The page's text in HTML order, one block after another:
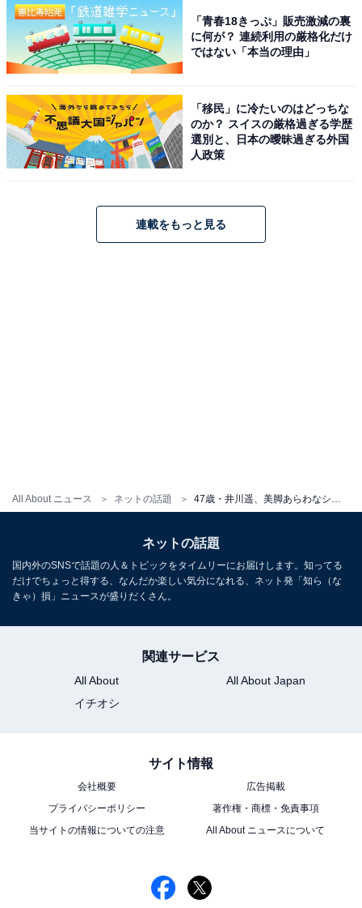
All About ニュース ネットの話題 47歳・井川遥、美脚あらわなショーパンコーデを披露！ 「足が細くてきれい」「素晴らしいスタイルですね」
「青春18きっぷ」販売激減の裏
に何が？ 連続利用の厳格化だけ
ではない「本当の理由」
「移民」に冷たいのはどっちな
のか？ スイスの厳格過ぎる学歴
選別と、日本の曖昧過ぎる外国
人政策
連載をもっと見る
ネットの話題
国内外のSNSで話題の人＆トピックをタイムリーにお届けします。知ってる
だけでちょっと得する、なんだか楽しい気分になれる、ネット発「知ら（な
きゃ）損」ニュースが盛りだくさん。
関連サービス
All About
All About Japan
イチオシ
サイト情報
会社概要
広告掲載
プライバシーポリシー
著作権・商標・免責事項
当サイトの情報についての注意
All About ニュースについて